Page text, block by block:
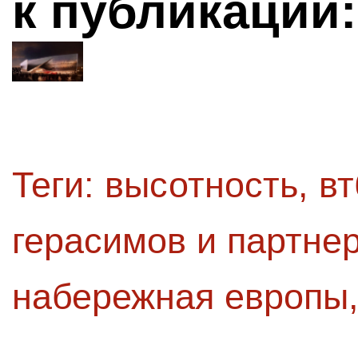
Теги: высотность,
герасимов и
набережная европы